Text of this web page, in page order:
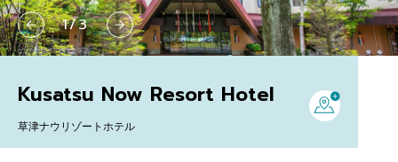
1/3
Kusatsu Now Resort Hotel
草津ナウリゾートホテル